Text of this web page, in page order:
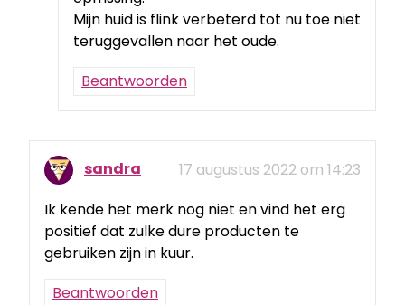
Mijn huid is flink verbeterd tot nu toe niet
teruggevallen naar het oude.
Beantwoorden
sandra
17 augustus 2022 om 14:23
Ik kende het merk nog niet en vind het erg
positief dat zulke dure producten te
gebruiken zijn in kuur.
Beantwoorden